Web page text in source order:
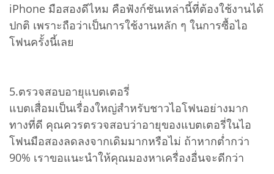
iPhone มือสองดีไหม คือฟังก์ชันเหล่านี้ที่ต้องใช้งานได้
ปกติ เพราะถือว่าเป็นการใช้งานหลัก ๆ ในการซื้อไอ
โฟนครั้งนี้เลย
5.ตรวจสอบอายุแบตเตอรี่
แบตเสื่อมเป็นเรื่องใหญ่สำหรับชาวไอโฟนอย่างมาก
ทางที่ดี คุณควรตรวจสอบว่าอายุของแบตเตอรี่ในไอ
โฟนมือสองลดลงจากเดิมมากหรือไม่ ถ้าหากต่ำกว่า
90% เราขอแนะนำให้คุณมองหาเครื่องอื่นจะดีกว่า